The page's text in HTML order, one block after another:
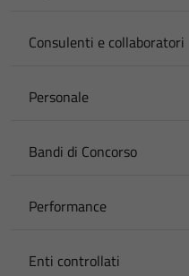
Consulenti e collaboratori
Personale
Bandi di Concorso
Performance
Enti controllati